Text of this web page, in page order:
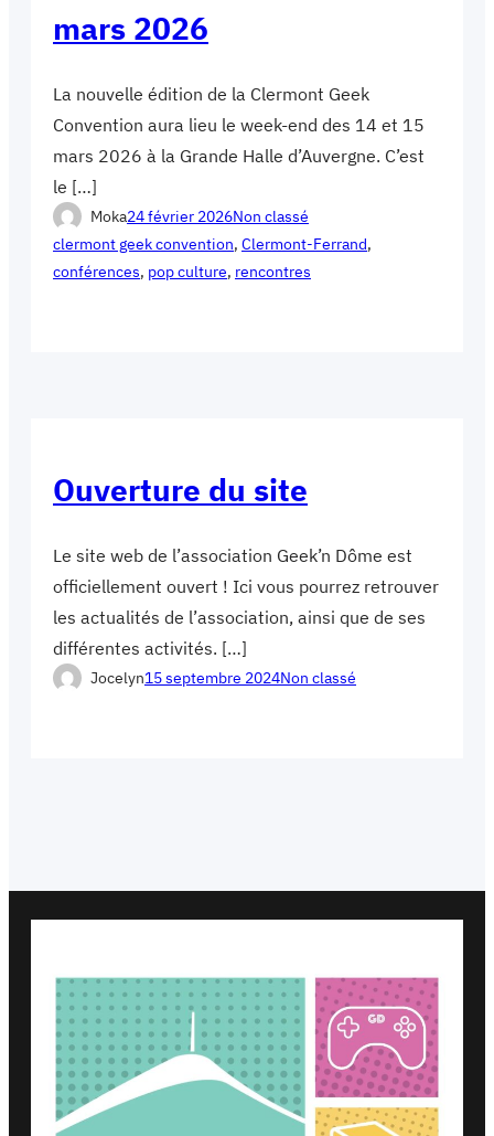
mars 2026
La nouvelle édition de la Clermont Geek
Convention aura lieu le week-end des 14 et 15
mars 2026 à la Grande Halle d’Auvergne. C’est
le […]
Moka24 février 2026Non classé
clermont geek convention, Clermont-Ferrand
conférences, pop culture, rencontres
Ouverture du site
Le site web de l’association Geek’n Dôme est
officiellement ouvert ! Ici vous pourrez retrouver
les actualités de l’association, ainsi que de ses
différentes activités. […]
Jocelyn15 septembre 2024Non classé